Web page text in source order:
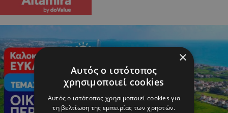
×
Αυτός ο ιστότοπος
χρησιμοποιεί cookies
Αυτός ο ιστότοπος χρησιμοποιεί cookies για
τη βελτίωση της εμπειρίας των χρηστών.